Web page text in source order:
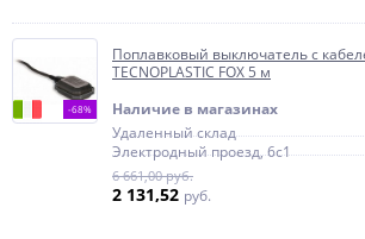
-68%
Поплавковый выключатель с
TECNOPLASTIC FOX 5 м
Наличие в магазинах
Удаленный склад
Электродный проезд, 6с1
6 661,00 руб.
2 131,52 руб.